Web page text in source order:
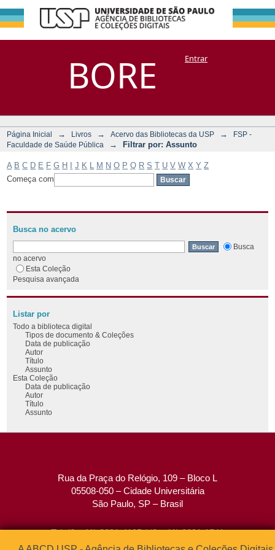
BORE
Filtrar por:
Assunto
DSpace/Manakin + CoriscoEntrar
Página Inicial → Livros → Acervo das Bibliotecas da USP →
FSP -
Faculdade de Saúde Pública
→ Filtrar por: Assunto
A B C D E F G H J K M N O P Q R S T U V W X Y Z
Começa com
Busca no acervo
Busca
no acervo
Esta Coleção
Pesquisa avançada
Listar por
Todo a biblioteca digital
Tipos de documento & Coleções
Data de publicação
Autor
Título
Assunto
Esta Coleção
Data de publicação
Autor
Título
Assunto
Rua da Praça do Relógio, 109 – Bloco L
05508-050 – Cidade Universitária
São Paulo, SP – Brasil
Tel: (0xx11) 3091-4195 / (0xx11) 3091-1541
Fax: (0xx11) 3091-1567